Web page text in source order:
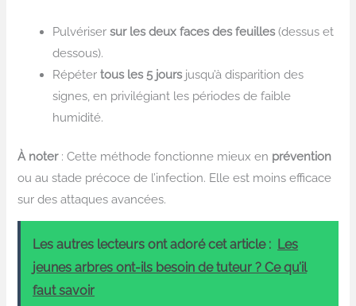
Pulvérisersur les deux faces des feuilles(dessus et
dessous).
Répétertous les 5 joursjusqu’à disparition des
signes, en privilégiant les périodes de faible
humidité.
À noter: Cette méthode fonctionne mieux en prévention
ou au stade précoce de l’infection. Elle est moins efficace
sur des attaques avancées.
Les autres lecteurs ont adoré cet article : Les
jeunes arbres ont-ils besoin de tuteur ? Ce qu’il
faut savoir